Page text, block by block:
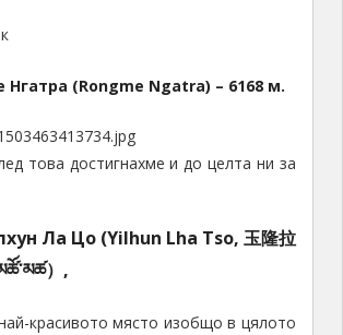
Нгатра (Rongme Ngatra) – 6168м.
това достигнахме и до целта ни за
Ла Цо (Yilhun Lha Tso, 玉隆拉
）,
красивото място изобщо в цялото